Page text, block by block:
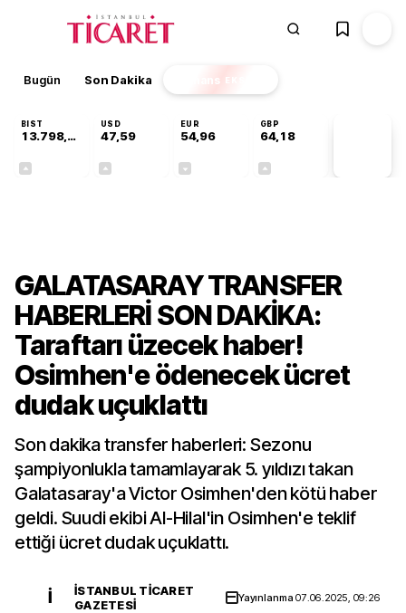
Bugün Son Dakika Finans EKSTRA
BIST
13.798,82
USD
47,59
EUR
54,96
GBP
64,18
GALATASARAY TRANSFER
HABERLERİ SON DAKİKA:
Taraftarı üzecek haber!
Osimhen'e ödenecek ücret
dudak uçuklattı
Son dakika transfer haberleri: Sezonu
şampiyonlukla tamamlayarak 5. yıldızı takan
Galatasaray'a Victor Osimhen'den kötü haber
geldi. Suudi ekibi Al-Hilal'in Osimhen'e teklif
ettiği ücret dudak uçuklattı.
İ
İSTANBUL TICARET
GAZETESI
Yayınlanma07.06.2025, 09:26